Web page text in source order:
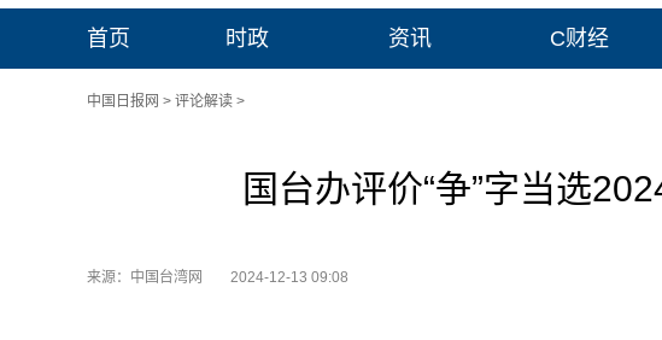
首页 时政 资讯 C财经
中国日报网 > 评论解读 >
国台办评价“争”字当选
来源：中国台湾网 2024-12-13 09:08